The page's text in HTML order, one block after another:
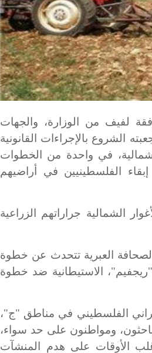
لفيف من الوزارة، والجهات
الشروع بالإجراءات القانونية
في واحدة من الخطوات
الفلسطينيين في أراضيهم
الشمالية جراراتهم الزراعية
العبرية تتحدث عن خطوة
الاستيطانية ضد خطوة
الفلسطيني في مناطق "ج"،
ومواطنون على حد سواء،
الأوقات على هدم المنشآت